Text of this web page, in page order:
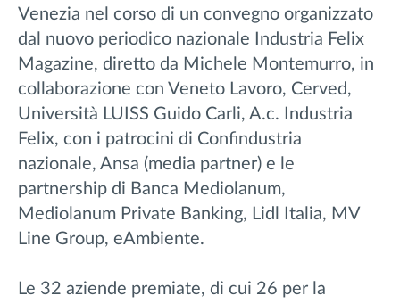
Venezia nel corso di un convegno organizzato
dal nuovo periodico nazionale Industria Felix
Magazine, diretto da Michele Montemurro, in
collaborazione con Veneto Lavoro, Cerved,
Università LUISS Guido Carli, A.c. Industria
Felix, con i patrocini di Confindustria
nazionale, Ansa (media partner) e le
partnership di Banca Mediolanum,
Mediolanum Private Banking, Lidl Italia, MV
Line Group, eAmbiente.
Le 32 aziende premiate, di cui 26 per la